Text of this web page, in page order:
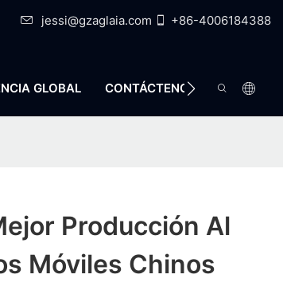
jessi@gzaglaia.com +86-4006184388
GLOBAL CONTÁCTENOS
Producción Al
Móviles Chinos